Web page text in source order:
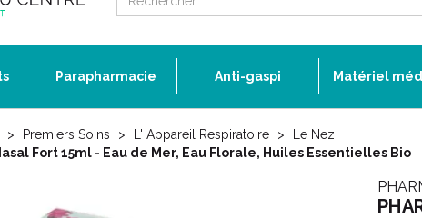
Parapharmacie Anti-gaspi Matériel
Premiers Soins L' Appareil Respiratoire
Le Nez
Fort 15ml - Eau de Mer, Eau Florale, Huiles Essentielles Bio